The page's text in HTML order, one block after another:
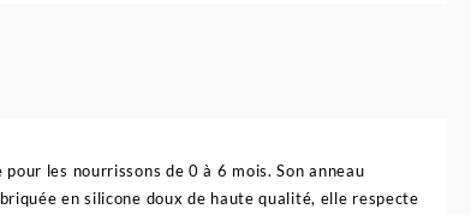
les nourrissons de 0 à 6 mois. Son anneau
en silicone doux de haute qualité, elle respecte